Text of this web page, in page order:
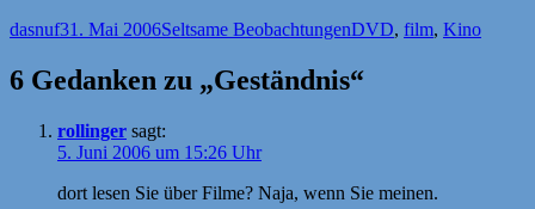
Autor
dasnufVeröffentlicht
31. Mai 2006Kategorien
Seltsame BeobachtungenSchlagwörter
DVD, film, Kino
6 Gedanken zu „Geständnis“
rollinger sagt:
5. Juni 2006 um 15:26 Uhr
dort lesen Sie über Filme? Naja, wenn Sie meinen.